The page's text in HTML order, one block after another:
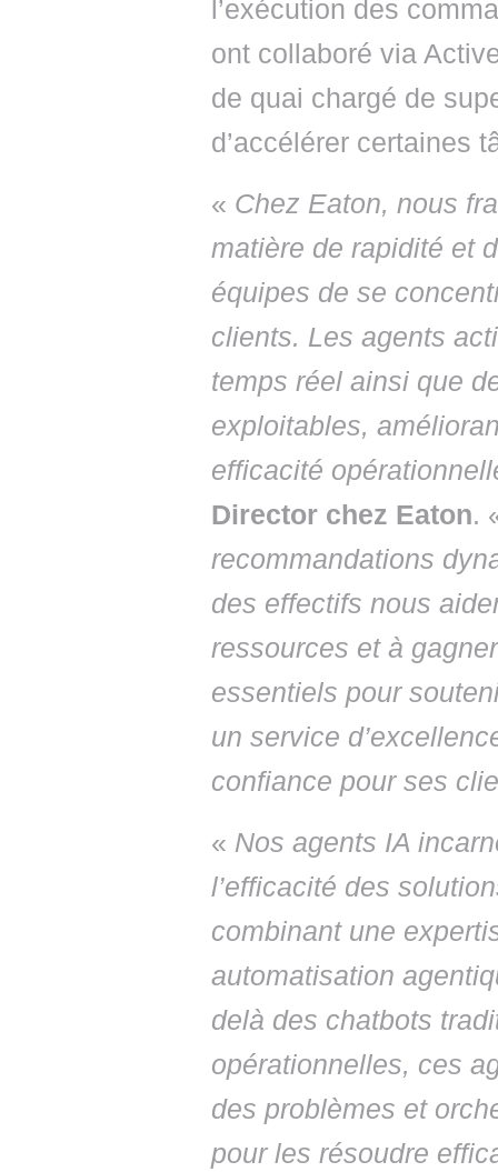
l’exécution des
ont collaboré via
de quai chargé de
d’accélérer certaines
« Chez Eaton, nous
matière de rapidité et
équipes de se
clients. Les agents
temps réel ainsi que
exploitables,
efficacité
Director chez Eaton.
recommandations
des effectifs nous
ressources et à
essentiels pour
un service
confiance pour ses
« Nos agents IA
l’efficacité des
combinant une
automatisation
delà des chatbots
opérationnelles, ces
des problèmes et
pour les résoudre